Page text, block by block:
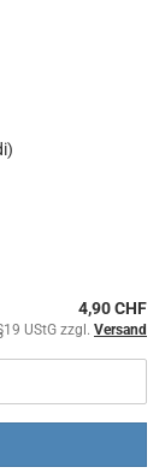
4,90 CHF
UStG zzgl. Versand